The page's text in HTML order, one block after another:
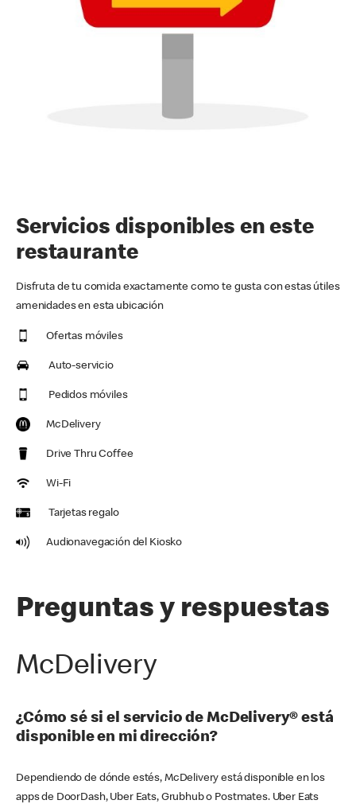
Servicios disponibles en este
restaurante
Disfruta de tu comida exactamente como te gusta con estas útiles
amenidades en esta ubicación
Ofertas móviles
Auto-servicio
Pedidos móviles
McDelivery
Drive Thru Coffee
Wi-Fi
Tarjetas regalo
Audionavegación del Kiosko
Preguntas y respuestas
McDelivery
¿Cómo sé si el servicio de McDelivery® está
disponible en mi dirección?
Dependiendo de dónde estés, McDelivery está disponible en los
apps de DoorDash, Uber Eats, Grubhub o Postmates. Uber Eats